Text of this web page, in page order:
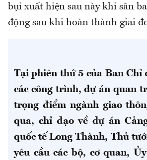
bụi xuất hiện sau này khi sân
động sau khi hoàn thành giai
Tại phiên thứ 5 của Ban Chỉ
các công trình, dự án quan
trọng điểm ngành giao
qua, chỉ đạo về dự án
quốc tế Long Thành, Thủ
yêu cầu các bộ, cơ quan,